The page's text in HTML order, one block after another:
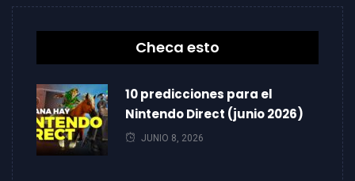
Checa esto
10 predicciones para el
Nintendo Direct (junio 2026)
JUNIO 8, 2026